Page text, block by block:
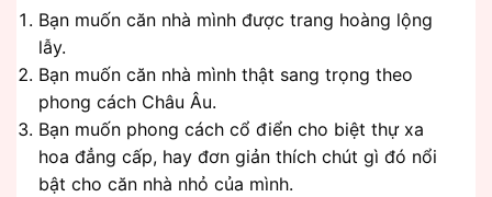
Bạn muốn căn nhà mình được trang hoàng lộng
lẫy.
Bạn muốn căn nhà mình thật sang trọng theo
phong cách Châu Âu.
Bạn muốn phong cách cổ điển cho biệt thự xa
hoa đẳng cấp, hay đơn giản thích chút gì đó nổi
bật cho căn nhà nhỏ của mình.